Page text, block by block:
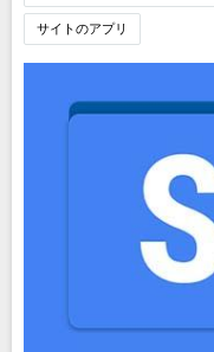
サイトのアプリ